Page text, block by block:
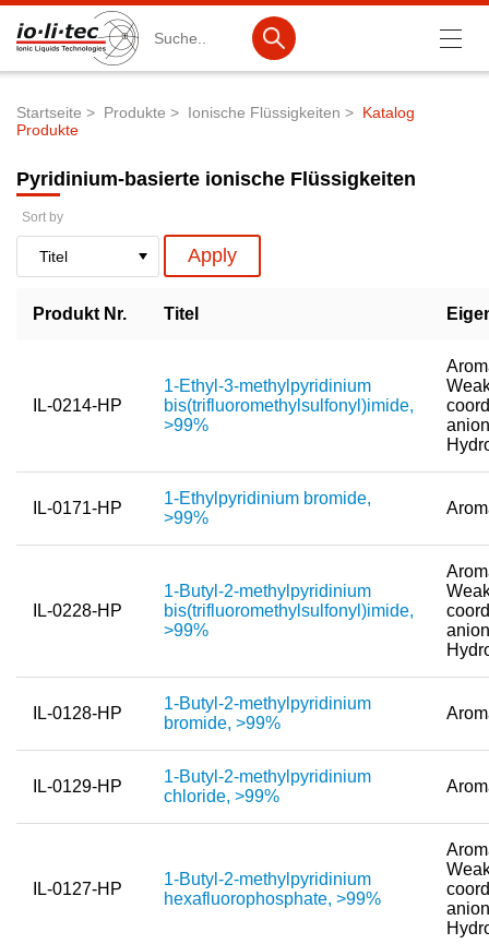
Produktsuche
Katalog-Produkte
Produktlisten
Ionische Flüssigkeiten
Anionen
Nanotech & Coatings
F&E-Dienstleistungen
Produkthighlights
Ionische Flüssigkeiten
Funktionsfluide & Additive
Pfadnavigation
Startseite Produkte Ionische Flüssigkeiten
Katalog
Produkte
Pyridinium-basierte ionische Flüssigkeiten
Sort by
Produkt Nr. Titel
IL-0214-HP
1-Ethyl-3-methylpyridinium
bis(trifluoromethylsulfonyl)imide,
>99%
IL-0171-HP
1-Ethylpyridinium bromide,
>99%
IL-0228-HP
1-Butyl-2-methylpyridinium
bis(trifluoromethylsulfonyl)imide,
>99%
IL-0128-HP
1-Butyl-2-methylpyridinium
bromide, >99%
IL-0129-HP
1-Butyl-2-methylpyridinium
chloride, >99%
IL-0127-HP
1-Butyl-2-methylpyridinium
hexafluorophosphate, >99%